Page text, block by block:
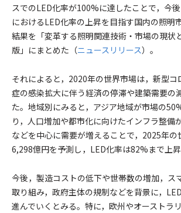
スでのLED化率が100%に達したことで，今
におけるLED化率の上昇を目指す国内の照明
結果を「変革する照明関連技術・市場の現状
版」にまとめた（ニュースリリース）。
それによると，2020年の世界市場は，新型コ
症の感染拡大に伴う経済の停滞や建築需要の
た。地域別にみると，アジア地域が市場の
り，人口増加や都市化に向けたインフラ整備
などを中心に需要が増えることで，2025年の
6,298億円を予測し，LED化率は82%まで上昇
今後，製造コストの低下や世帯数の増加，ス
取り組み，政府主体の規制などを背景に，
進んでいくとみる。特に，欧州やオーストラ